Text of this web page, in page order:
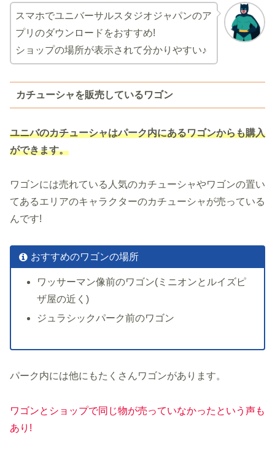
スマホでユニバーサルスタジオジャパンのア
プリのダウンロードをおすすめ!
ショップの場所が表示されて分かりやすい♪
カチューシャを販売しているワゴン
ユニバのカチューシャはパーク内にあるワゴンからも購入
ができます。
ワゴンには売れている人気のカチューシャやワゴンの置い
てあるエリアのキャラクターのカチューシャが売っている
んです!
おすすめのワゴンの場所
ワッサーマン像前のワゴン(ミニオンとルイズピ
ザ屋の近く)
ジュラシックパーク前のワゴン
パーク内には他にもたくさんワゴンがあります。
ワゴンと ショップで同じ物が売っていなかったという声も
あり!